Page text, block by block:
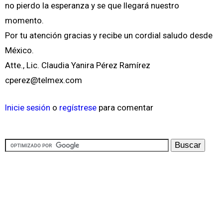
no pierdo la esperanza y se que llegará nuestro
momento.
Por tu atención gracias y recibe un cordial saludo desde
México.
Atte., Lic. Claudia Yanira Pérez Ramírez
cperez@telmex.com
Inicie sesión o regístrese para comentar